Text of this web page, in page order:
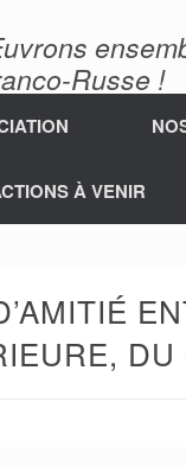
Russe !
À VENIR